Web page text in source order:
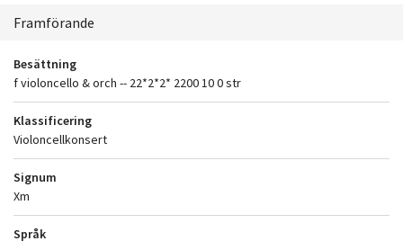
Framförande
Besättning
f violoncello & orch -- 22*2*2* 2200 10 0 str
Klassificering
Violoncellkonsert
Signum
Xm
Språk